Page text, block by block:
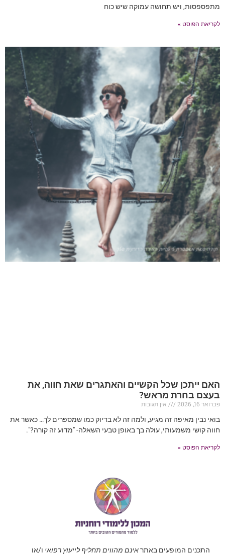
מתפספסות, ויש תחושה עמוקה שיש כוח
לקריאת הפוסט »
האם ייתכן שכל הקשיים והאתגרים שאת חווה, את
בעצם בחרת מראש?
פברואר 16, 2026
אין תגובות
בואי נבין מאיפה זה מגיע, ולמה זה לא בדיוק כמו שמספרים לך… כאשר את
חווה קושי משמעותי, עולה בך באופן טבעי השאלה- "מדוע זה קורה?".
לקריאת הפוסט »
התכנים המופעים באתראינם מהווים תחליף לייעוץ רפואי ו/או